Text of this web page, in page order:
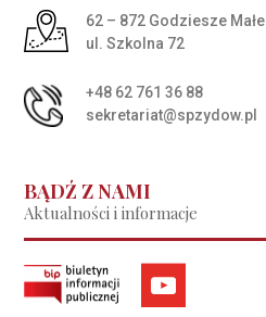
Adres pocztowy:
62 – 872 Godziesze Małe
ul. Szkolna 72
+48 62 761 36 88
sekretariat@spzydow.pl
BĄDŹ Z NAMI
Aktualności i informacje